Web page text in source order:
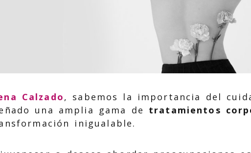
Calzado, sabemos la importancia del
una amplia gama de tratamientos
inigualable.